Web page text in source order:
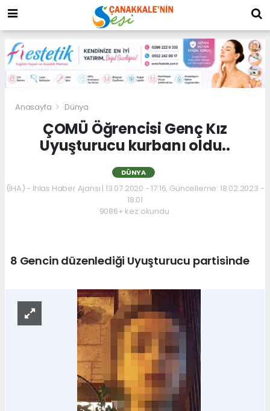
Anasayfa Dünya
ÇOMÜ Öğrencisi Genç Kız
Uyuşturucu kurbanı oldu..
DÜNYA
(İHA) - İhlas Haber Ajansı | 13.07.2020 - 17:16, Güncelleme: 18.02.2023 -
18:01
9086+ kez okundu.
8 Gencin düzenlediği Uyuşturucu partisinde